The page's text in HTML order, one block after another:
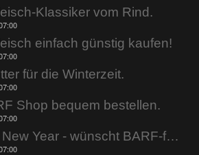
Klassiker vom Rind.
einfach günstig kaufen!
für die Winterzeit.
Shop bequem bestellen.
Happy New Year - wünscht BARF-factory.de.